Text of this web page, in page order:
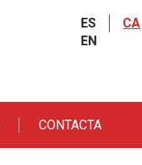
ES CA
EN
CONTACTA